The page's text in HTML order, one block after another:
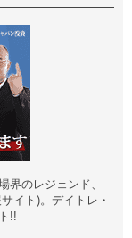
界のレジェンド、
イト)。デイトレ・
!!